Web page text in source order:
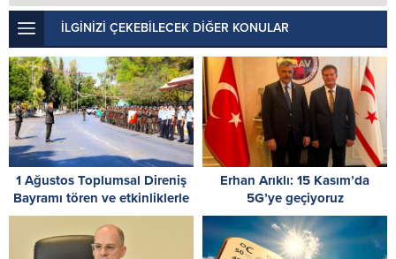
İLGİNİZİ ÇEKEBİLECEK DİĞER KONULAR
1 Ağustos Toplumsal Direniş
Bayramı tören ve etkinliklerle
kutlanıyor
Erhan Arıklı: 15 Kasım’da
5G’ye geçiyoruz